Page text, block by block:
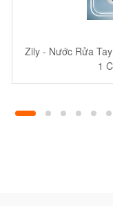
Zily - Nước Rửa
1